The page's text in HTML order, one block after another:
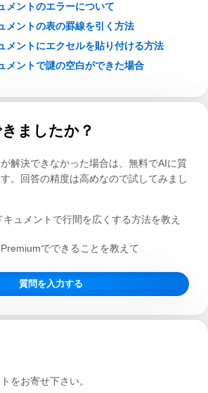
メントのエラーについて
メントの表の罫線を引く方法
メントにエクセルを貼り付ける方法
メントで謎の空白ができた場合
ましたか？
解決できなかった場合は、無料でAIに質
。回答の精度は高めなので試してみまし
ュメントで行間を広くする方法を教え
でできることを教えて
質問を入力する
をお寄せ下さい。